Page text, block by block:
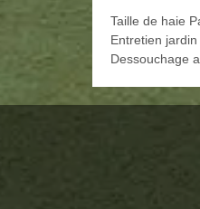
Taille de haie
Entretien
Dessouchage